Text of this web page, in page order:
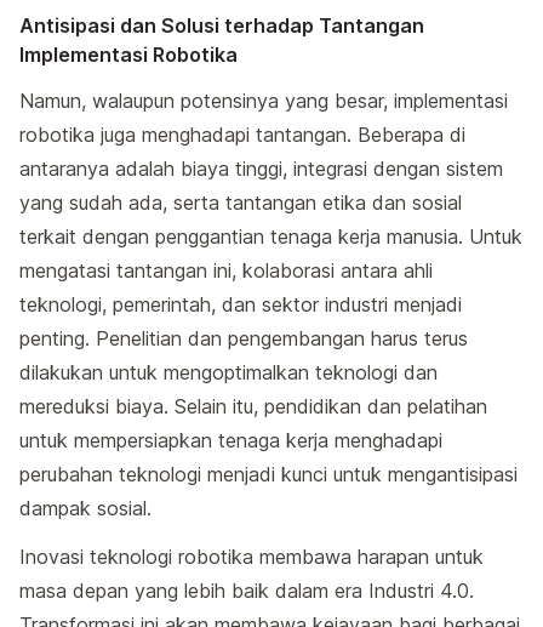
Antisipasi dan Solusi terhadap Tantangan
Implementasi Robotika
Namun, walaupun potensinya yang besar, implementasi
robotika juga menghadapi tantangan. Beberapa di
antaranya adalah biaya tinggi, integrasi dengan sistem
yang sudah ada, serta tantangan etika dan sosial
terkait dengan penggantian tenaga kerja manusia. Untuk
mengatasi tantangan ini, kolaborasi antara ahli
teknologi, pemerintah, dan sektor industri menjadi
penting. Penelitian dan pengembangan harus terus
dilakukan untuk mengoptimalkan teknologi dan
mereduksi biaya. Selain itu, pendidikan dan pelatihan
untuk mempersiapkan tenaga kerja menghadapi
perubahan teknologi menjadi kunci untuk mengantisipasi
dampak sosial.
Inovasi teknologi robotika membawa harapan untuk
masa depan yang lebih baik dalam era Industri 4.0.